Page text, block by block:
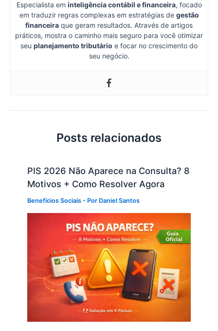
Especialista em inteligência contábil e financeira, focado
em traduzir regras complexas em estratégias de gestão
financeira que geram resultados. Através de artigos
práticos, mostra o caminho mais seguro para você otimizar
seu planejamento tributário e focar no crescimento do
seu negócio.
Posts relacionados
PIS 2026 Não Aparece na Consulta? 8
Motivos + Como Resolver Agora
Benefícios Sociais - Por Daniel Santos